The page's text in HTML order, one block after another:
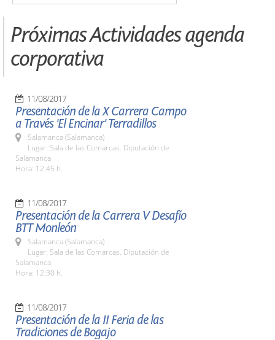
Próximas Actividades agenda
corporativa
11/08/2017
Presentación de la X Carrera Campo
a Través 'El Encinar' Terradillos
Salamanca (Salamanca)
Lugar: Sala de las Comarcas. Diputación de
Salamanca
Hora: 12:45 h.
11/08/2017
Presentación de la Carrera V Desafío
BTT Monleón
Salamanca (Salamanca)
Lugar: Sala de las Comarcas. Diputación de
Salamanca
Hora: 12:30 h.
11/08/2017
Presentación de la II Feria de las
Tradiciones de Bogajo